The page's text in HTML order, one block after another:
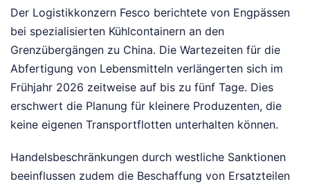
Der Logistikkonzern Fesco berichtete von Engpässen
bei spezialisierten Kühlcontainern an den
Grenzübergängen zu China. Die Wartezeiten für die
Abfertigung von Lebensmitteln verlängerten sich im
Frühjahr 2026 zeitweise auf bis zu fünf Tage. Dies
erschwert die Planung für kleinere Produzenten, die
keine eigenen Transportflotten unterhalten können.
Handelsbeschränkungen durch westliche Sanktionen
beeinflussen zudem die Beschaffung von Ersatzteilen